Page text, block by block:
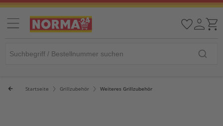
Startseite Grillzubehör Weiteres Grillzubehör